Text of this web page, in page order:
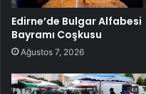
Edirne’de Bulgar Alfabesi
Bayramı Coşkusu
Ağustos 7, 2026